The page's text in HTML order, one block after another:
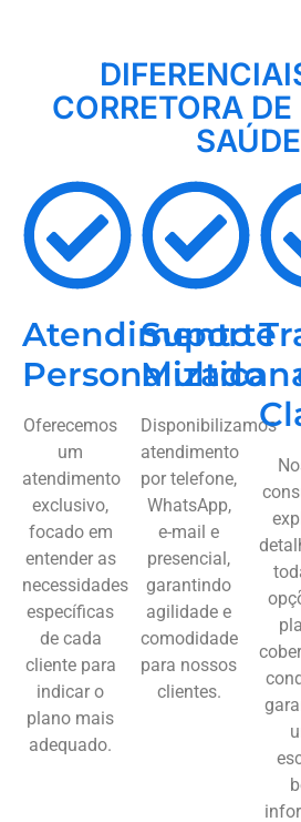
CORRETORA
Atendimento
Personalizado
Oferecemos
um
atendimento
exclusivo,
focado em
entender as
necessidades
específicas
de cada
cliente para
indicar o
plano mais
adequado.
Suporte
Disponibilizamos
atendimento
por telefone,
WhatsApp,
e-mail e
presencial,
garantindo
agilidade e
comodidade
para nossos
clientes.